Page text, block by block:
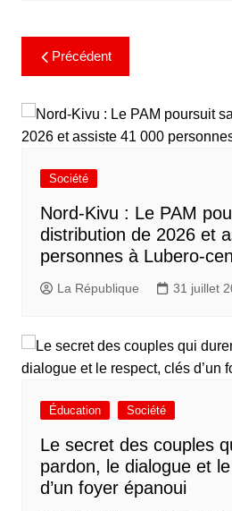
Précédent
Société
Nord-Kivu : Le PAM
distribution de 2026 et
personnes à Lubero-
La République 31 juillet
Éducation Société
Le secret des couples
pardon, le dialogue et
d’un foyer épanoui